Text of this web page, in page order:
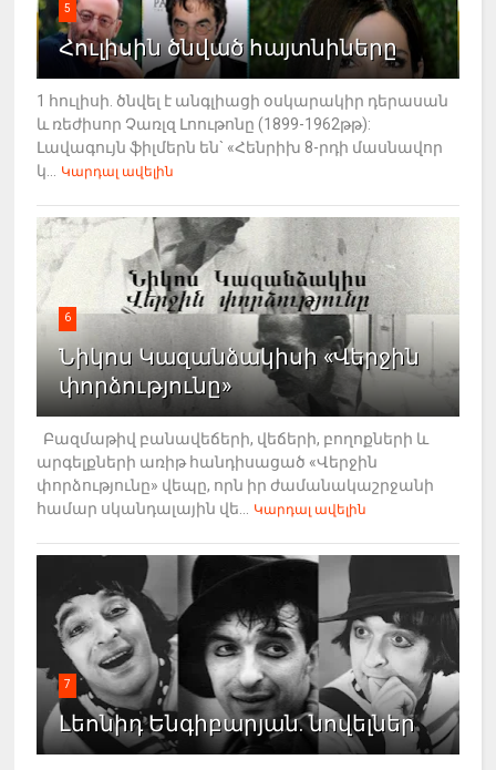
5
Հուլիսին ծնված հայտնիները
1 հուլիսի. ծնվել է անգլիացի օսկարակիր դերասան
և ռեժիսոր Չառլզ Լոութոնը (1899-1962թթ):
Լավագույն ֆիլմերն են` «Հենրիխ 8-րդի մասնավոր
կ...
Կարդալ ավելին
6
Նիկոս Կազանձակիսի «Վերջին
փորձությունը»
Բազմաթիվ բանավեճերի, վեճերի, բողոքների և
արգելքների առիթ հանդիսացած «Վերջին
փորձությունը» վեպը, որն իր ժամանակաշրջանի
համար սկանդալային վե...
Կարդալ ավելին
7
Լեոնիդ Ենգիբարյան. նովելներ